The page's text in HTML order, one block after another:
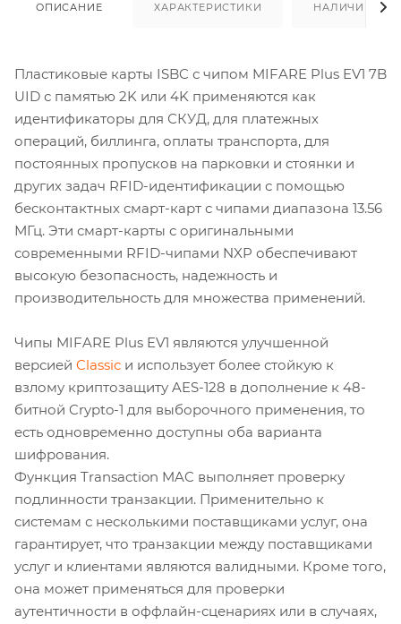
ОПИСАНИЕ ХАРАКТЕРИСТИКИ НАЛИЧИЕ
Пластиковые карты ISBC с чипом MIFARE Plus EV1 7B
UID с памятью 2K или 4K применяются как
идентификаторы для СКУД, для платежных
операций, биллинга, оплаты транспорта, для
постоянных пропусков на парковки и стоянки и
других задач RFID-идентификации с помощью
бесконтактных смарт-карт с чипами диапазона 13.56
МГц. Эти смарт-карты с оригинальными
современными RFID-чипами NXP обеспечивают
высокую безопасность, надежность и
производительность для множества применений.
Чипы MIFARE Plus EV1 являются улучшенной
версией Classic и использует более стойкую к
взлому криптозащиту AES-128 в дополнение к 48-
битной Crypto-1 для выборочного применения, то
есть одновременно доступны оба варианта
шифрования.
Функция Transaction MAC выполняет проверку
подлинности транзакции. Применительно к
системам с несколькими поставщиками услуг, она
гарантирует, что транзакции между поставщиками
услуг и клиентами являются валидными. Кроме того,
она может применяться для проверки
аутентичности в оффлайн-сценариях или в случаях,